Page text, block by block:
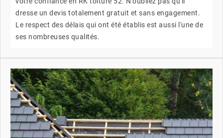
dresse un devis totalement gratuit et sans engagement.
Le respect des délais qui ont été établis est aussi l'une de
ses nombreuses qualités.